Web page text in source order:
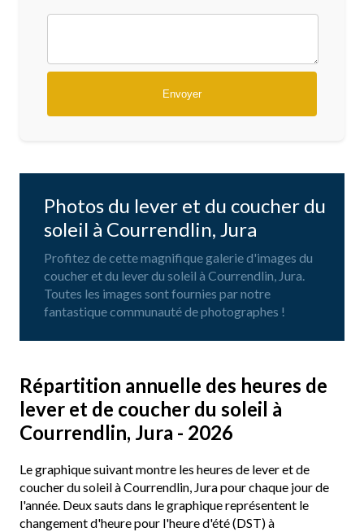
Photos du lever et du coucher du
soleil à Courrendlin, Jura
Profitez de cette magnifique galerie d'images du
coucher et du lever du soleil à Courrendlin, Jura.
Toutes les images sont fournies par notre
fantastique communauté de photographes !
Répartition annuelle des heures de
lever et de coucher du soleil à
Courrendlin, Jura - 2026
Le graphique suivant montre les heures de lever et de
coucher du soleil à Courrendlin, Jura pour chaque jour de
l'année. Deux sauts dans le graphique représentent le
changement d'heure pour l'heure d'été (DST) à